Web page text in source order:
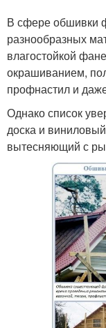
В сфере обшивки
разнообразных
влагостойкой
окрашиванием,
профнастил и
Однако список
доска и
вытесняющий с